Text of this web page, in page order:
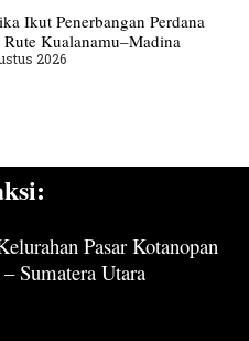
Ikut Penerbangan Perdana
Kualanamu–Madina
2026
Pasar Kotanopan
Sumatera Utara